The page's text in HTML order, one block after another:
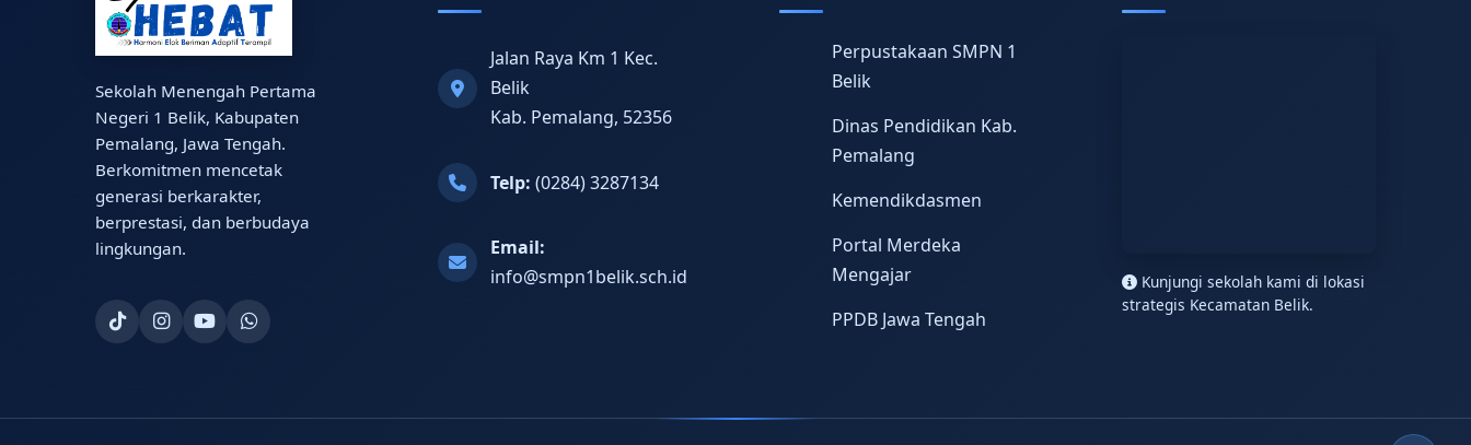
Sekolah Menengah Pertama
Negeri 1 Belik, Kabupaten
Pemalang, Jawa Tengah.
Berkomitmen mencetak
generasi berkarakter,
berprestasi, dan berbudaya
lingkungan.
Jalan Raya Km 1 Kec.
Belik
Kab. Pemalang, 52356
Telp: (0284) 3287134
Email:
info@smpn1belik.sch.id
Perpustakaan SMPN 1
Belik
Dinas Pendidikan Kab.
Pemalang
Kemendikdasmen
Portal Merdeka
Mengajar
PPDB Jawa Tengah
Kunjungi sekolah kami di lokasi
strategis Kecamatan Belik.